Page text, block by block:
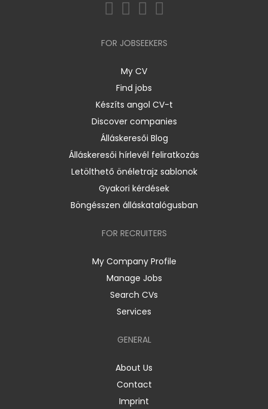
FOR JOBSEEKERS
My CV
Find jobs
Készíts angol CV-t
Discover companies
Álláskeresői Blog
Álláskeresői hírlevél feliratkozás
Letölthető önéletrajz sablonok
Gyakori kérdések
Böngésszen álláskatalógusban
FOR RECRUITERS
My Company Profile
Manage Jobs
Search CVs
Services
GENERAL
About Us
Contact
Imprint